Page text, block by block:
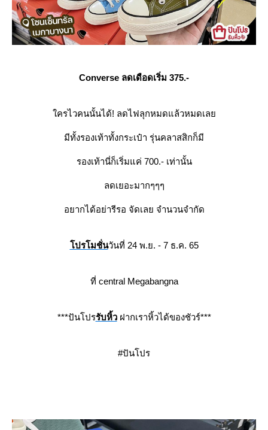
Converse ลดเดือดเริ่ม 375.-
ครไวคนนั้นได้! ลดไฟลุกหมดแล้วหมดเล
มีทั้งรองเท้าทั้งกระเป๋า รุ่นคลาสสิกก็มี
รองเท้านี่ก็เริ่มแค่ 700.- เท่านั้น
ลดเยอะมากๆๆๆ
อยากได้อย่ารีรอ จัดเลย จำนวนจำกัด
ปรโมชั่นวันที่ 24 พ.ย. - 7 ธ.ค. 65
ที่ centralMegabangna
***ปันโปรรับหิ้วฝากเราหิ้วได้ของชัวร์***
#ปันโปร